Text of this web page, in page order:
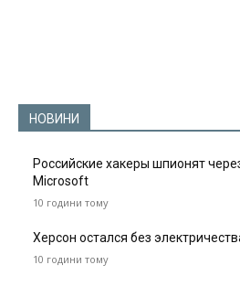
НОВИНИ
Российские хакеры шпионят
Microsoft
10 години тому
Херсон остался без
10 години тому